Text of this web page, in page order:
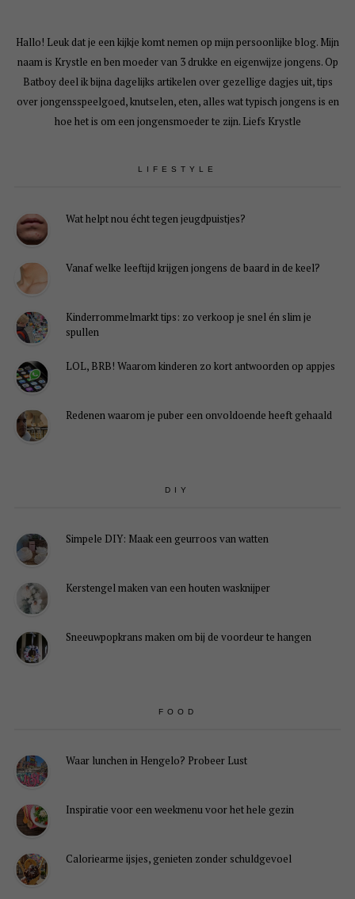
Hallo! Leuk dat je een kijkje komt nemen op mijn persoonlijke blog. Mijn
naam is Krystle en ben moeder van 3 drukke en eigenwijze jongens. Op
Batboy deel ik bijna dagelijks artikelen over gezellige dagjes uit, tips
over jongensspeelgoed, knutselen, eten, alles wat typisch jongens is en
hoe het is om een jongensmoeder te zijn. Liefs Krystle
LIFESTYLE
Wat helpt nou écht tegen jeugdpuistjes?
Vanaf welke leeftijd krijgen jongens de baard in de keel?
Kinderrommelmarkt tips: zo verkoop je snel én slim je
spullen
LOL, BRB! Waarom kinderen zo kort antwoorden op appjes
Redenen waarom je puber een onvoldoende heeft gehaald
DIY
Simpele DIY: Maak een geurroos van watten
Kerstengel maken van een houten wasknijper
Sneeuwpopkrans maken om bij de voordeur te hangen
FOOD
Waar lunchen in Hengelo? Probeer Lust
Inspiratie voor een weekmenu voor het hele gezin
Caloriearme ijsjes, genieten zonder schuldgevoel